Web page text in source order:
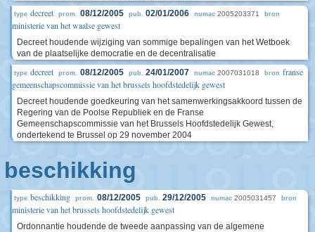
type decreet prom. 08/12/2005 pub. 02/01/2006 numac 2005203371 bron
ministerie van het waalse gewest
Decreet houdende wijziging van sommige bepalingen van het Wetboek
van de plaatselijke democratie en de decentralisatie
type decreet prom. 08/12/2005 pub. 24/01/2007 numac 2007031018 bron franse
gemeenschapscommissie van het brussels hoofdstedelijk gewest
Decreet houdende goedkeuring van het samenwerkingsakkoord tussen de
Regering van de Poolse Republiek en de Franse
Gemeenschapscommissie van het Brussels Hoofdstedelijk Gewest,
ondertekend te Brussel op 29 november 2004
beschikking
type beschikking prom. 08/12/2005 pub. 29/12/2005 numac 2005031457 bron
ministerie van het brussels hoofdstedelijk gewest
Ordonnantie houdende de tweede aanpassing van de algemene